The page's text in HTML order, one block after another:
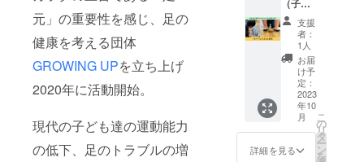
元」の重要性を感じ、足の
健康を考える団体
GROWING UPを立ち上げ
2020年に活動開始。
現代の子ども達の運動能力
の低下、足のトラブルの増
足のケアや
運動機会の
減少問題、
社会人の方
の身体のケ
ア、アス
リートのサ
ポート、健
康寿命の延
りさせ
ていた
だきま
す。 な
お、支
援時に
上乗せ
支援が
可能で
す。 応
援の気
持ちの
（子ど
も日常
用）】
お子さ
んの足
に合っ
たイン
ソール
をお作
りしま
す！ サ
ンプル
支援
者：
1人
お届
け予
定：
2023
年10
月
詳細を見る
こ
の
リ
タ
ー
ン
を